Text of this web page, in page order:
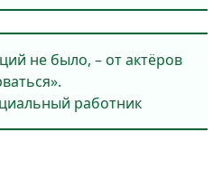
не было, – от актёров
работник